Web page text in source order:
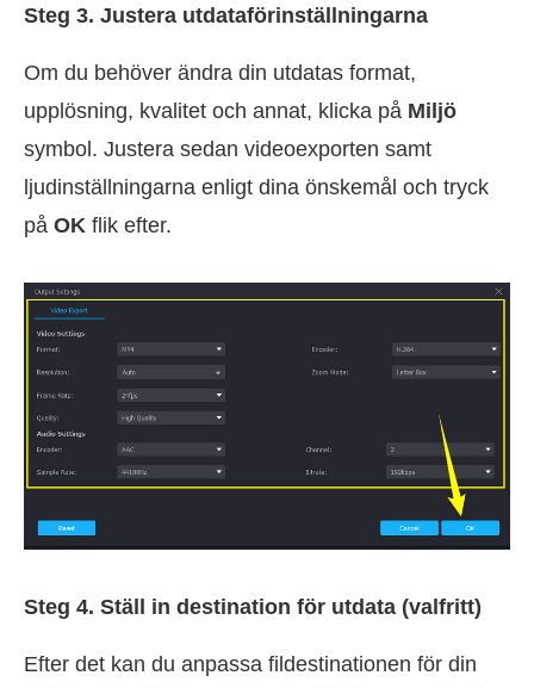
Steg 3. Justera utdataförinställningarna
Om du behöver ändra din utdatas format,
upplösning, kvalitet och annat, klicka på Miljö
symbol. Justera sedan videoexporten samt
ljudinställningarna enligt dina önskemål och tryck
på OK flik efter.
Steg 4. Ställ in destination för utdata (valfritt)
Efter det kan du anpassa fildestinationen för din